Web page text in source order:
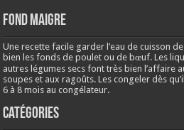
Fond maigre
Une recette facile garder l’eau de cuisson
bien les fonds de poulet ou de bœuf. Les
autres légumes secs font très bien l’affaire
soupes et aux ragoûts. Les congeler dès
6 à 8 mois au congélateur.
Catégories